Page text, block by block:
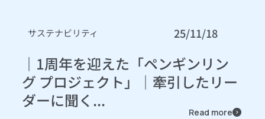
サステナビリティ 25/11/18
｜1周年を迎えた「ペンギンリン
グ プロジェクト」｜牽引したリー
ダーに聞く...
Read more